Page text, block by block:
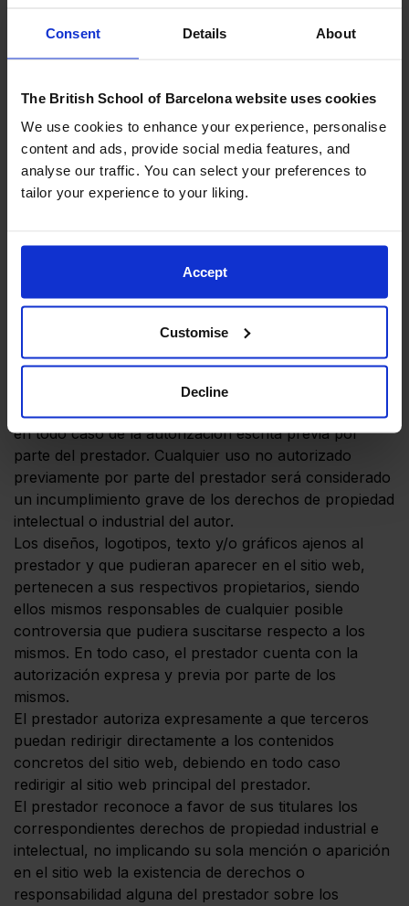
Consent Details About
The British School of Barcelona website uses cookies
We use cookies to enhance your experience, personalise
content and ads, provide social media features, and
analyse our traffic. You can select your preferences to
tailor your experience to your liking.
Accept
Customise
Decline
acceso a la página web.
INDUSTRIAL
El sitio web, incluyendo a título enunciativo pero no
limitativo su programación, edición, compilación y
demás elementos necesarios para su funcionamiento,
autores. Todos los contenidos del sitio web se
encuentran debidamente protegidos por la normativa
de propiedad intelectual e industrial, así como inscritos
Independientemente de la finalidad para la que fueran
destinados, la reproducción total o parcial, uso,
explotación, distribución y comercialización, requiere
en todo caso de la autorización escrita previa por
parte del prestador. Cualquier uso no autorizado
previamente por parte del prestador será considerado
un incumplimiento grave de los derechos de propiedad
intelectual o industrial del autor.
Los diseños, logotipos, texto y/o gráficos ajenos al
prestador y que pudieran aparecer en el sitio web,
pertenecen a sus respectivos propietarios, siendo
ellos mismos responsables de cualquier posible
controversia que pudiera suscitarse respecto a los
mismos. En todo caso, el prestador cuenta con la
autorización expresa y previa por parte de los
mismos.
El prestador autoriza expresamente a que terceros
puedan redirigir directamente a los contenidos
concretos del sitio web, debiendo en todo caso
redirigir al sitio web principal del prestador.
El prestador reconoce a favor de sus titulares los
correspondientes derechos de propiedad industrial e
intelectual, no implicando su sola mención o aparición
en el sitio web la existencia de derechos o
responsabilidad alguna del prestador sobre los